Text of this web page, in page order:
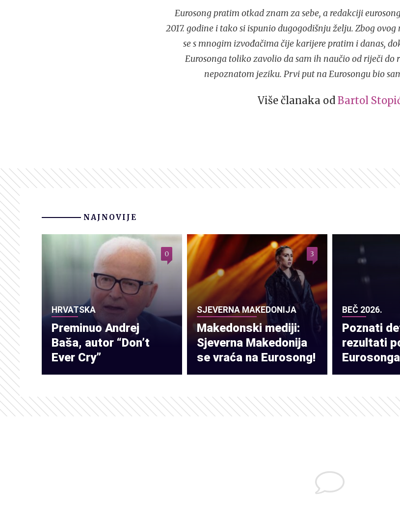
Eurosong pratim otkad znam za sebe, a redakciji
2017. godine i tako si ispunio dugogodišnju želju. Zbog
se s mnogim izvođačima čije karijere pratim i danas,
Eurosonga toliko zavolio da sam ih naučio od riječi do
nepoznatom jeziku. Prvi put na Eurosongu bio
Više članaka od Bartol
NAJNOVIJE
HRVATSKA
Preminuo Andrej
Baša, autor “Don’t
Ever Cry”
0
SJEVERNA MAKEDONIJA
Makedonski mediji:
Sjeverna Makedonija
se vraća na Eurosong!
3
BEČ 2026.
Poznati
rezultati